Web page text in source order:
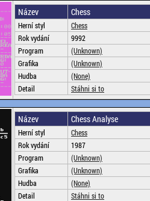
Název Chess
Herní styl
Chess
Rok vydání
9992
Program
(Unknown)
Grafika
(Unknown)
Hudba
(None)
Detail
Stáhni si to
Název Chess Analyse
Herní styl
Chess
Rok vydání
1987
Program
(Unknown)
Grafika
(Unknown)
Hudba
(None)
Detail
Stáhni si to